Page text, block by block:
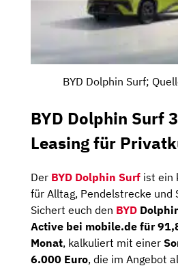
BYD Dolphin Surf;
BYD Dolphin Surf
Leasing für
Der BYD Dolphin Surf ist ein
für Alltag, Pendelstrecke und
Sichert euch den BYD
Active bei mobile.de für
Monat, kalkuliert mit einer
6.000 Euro, die im Angebot